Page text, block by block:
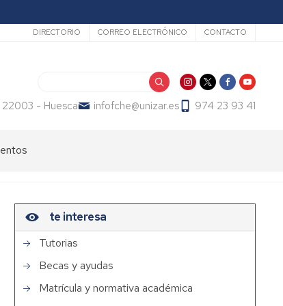
Secundario
DIRECTORIO CORREO ELECTRÓNICO CONTACTO
- Huesca infofche@unizar.es 974 23 93 41
te interesa
Tutorias
Becas y ayudas
Matrícula y normativa académica